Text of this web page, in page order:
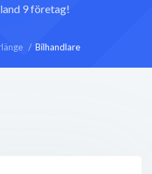
9 företag!
Bilhandlare